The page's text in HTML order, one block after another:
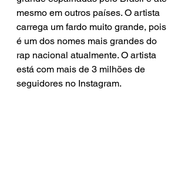
mesmo em outros países. O artista
carrega um fardo muito grande, pois
é um dos nomes mais grandes do
rap nacional atualmente. O artista
está com mais de 3 milhões de
seguidores no Instagram.